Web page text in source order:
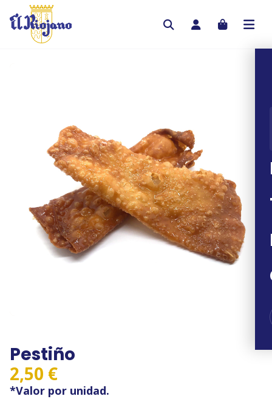
Pestiño
2,50 €
*Valor por unidad.